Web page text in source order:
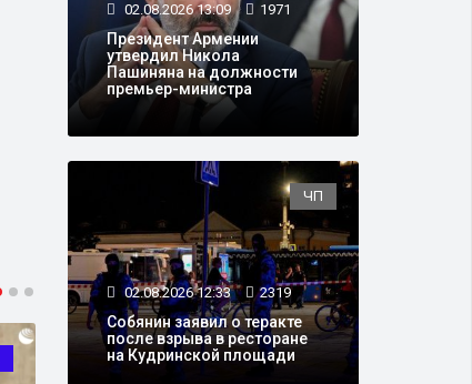
ТРАНСПОРТ
02.08.2026 13:09 1971
Президент Армении
утвердил Никола
Пашиняна на должности
премьер-министра
ЧП
02.08.2026 12:33 2319
Собянин заявил о теракте
после взрыва в ресторане
на Кудринской площади